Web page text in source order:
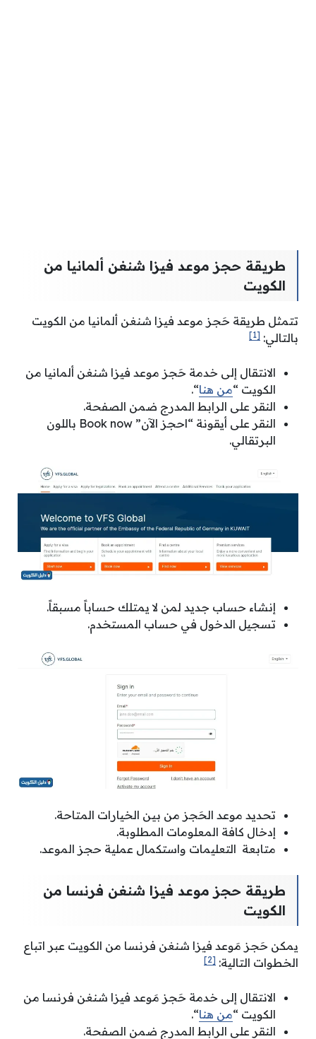
طريقة حجز موعد فيزا شنغن ألمانيا من
الكويت
تتمثل طريقة حَجز موعد فيزا شنغن ألمانيا من الكويت
بالتالي: [1]
الانتقال إلى خدمة حَجز موعد فيزا شنغن ألمانيا من
الكويت “من هنا“.
النقر على الرابط المدرج ضمن الصفحة.
النقر على أيقونة “احجز الآن” Book now باللون
البرتقالي.
إنشاء حساب جديد لمن لا يمتلك حساباً مسبقاً.
تسجيل الدخول في حساب المستخدم.
تحديد موعد الحَجز من بين الخيارات المتاحة.
إدخال كافة المعلومات المطلوبة.
متابعة التعليمات واستكمال عملية حجز الموعد.
طريقة حجز موعد فيزا شنغن فرنسا من
الكويت
يمكن حَجز مَوعد فيزا شنغن فرنسا من الكويت عبر اتباع
الخطوات التالية: [2]
الانتقال إلى خدمة حَجز مَوعد فيزا شنغن فرنسا من
الكويت “من هنا“.
النقر على الرابط المدرج ضمن الصفحة.